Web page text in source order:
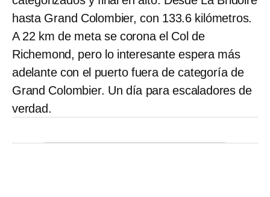
hasta Grand Colombier, con 133.6 kilómetros.
A 22 km de meta se corona el Col de
Richemond, pero lo interesante espera más
adelante con el puerto fuera de categoría de
Grand Colombier. Un día para escaladores de
verdad.